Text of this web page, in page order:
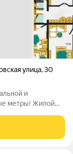
улица,30
метры! Жилой
парк